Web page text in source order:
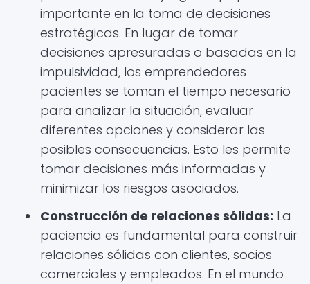
importante en la toma de decisiones
estratégicas. En lugar de tomar
decisiones apresuradas o basadas en la
impulsividad, los emprendedores
pacientes se toman el tiempo necesario
para analizar la situación, evaluar
diferentes opciones y considerar las
posibles consecuencias. Esto les permite
tomar decisiones más informadas y
minimizar los riesgos asociados.
Construcción de relaciones sólidas: La
paciencia es fundamental para construir
relaciones sólidas con clientes, socios
comerciales y empleados. En el mundo